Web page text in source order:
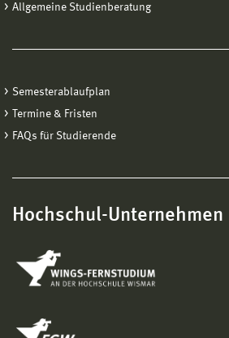
Allgemeine Studienberatung
Semesterablaufplan
Termine & Fristen
FAQs für Studierende
Hochschul-Unternehmen